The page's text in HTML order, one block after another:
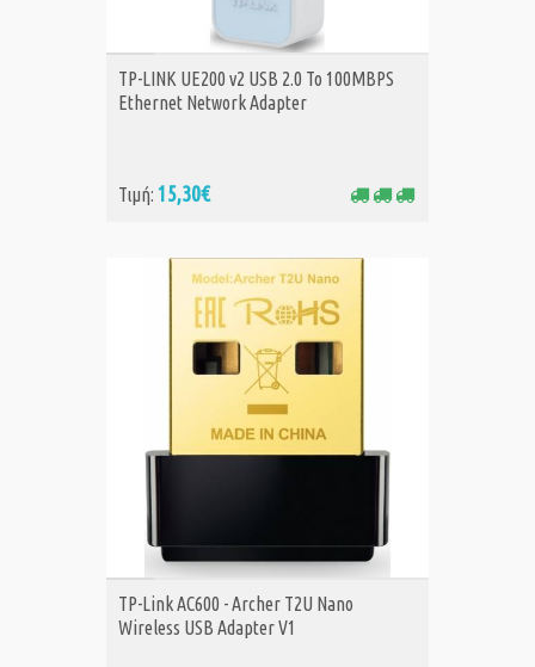
ΑΓΟΡΑ
TP-LINK UE200 v2 USB 2.0 To 100MBPS
Ethernet Network Adapter
Τιμή: 15,30€
ΑΓΟΡΑ
TP-Link AC600 - Archer T2U Nano
Wireless USB Adapter V1